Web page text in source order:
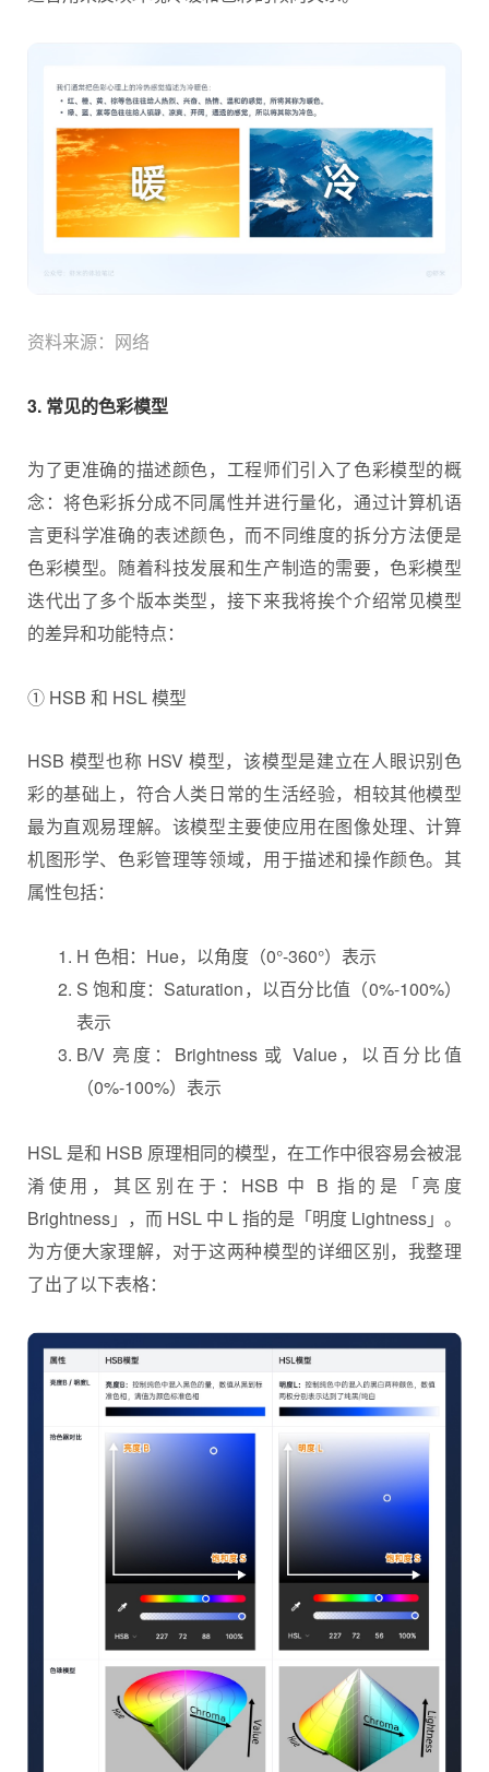
资料来源：网络
3. 常见的色彩模型
为了更准确的描述颜色，工程师们引入了色彩模型的概
念：将色彩拆分成不同属性并进行量化，通过计算机语
言更科学准确的表述颜色，而不同维度的拆分方法便是
色彩模型。随着科技发展和生产制造的需要，色彩模型
迭代出了多个版本类型，接下来我将挨个介绍常见模型
的差异和功能特点：
① HSB 和 HSL 模型
HSB 模型也称 HSV 模型，该模型是建立在人眼识别色
彩的基础上，符合人类日常的生活经验，相较其他模型
最为直观易理解。该模型主要使应用在图像处理、计算
机图形学、色彩管理等领域，用于描述和操作颜色。其
属性包括：
H 色相：Hue，以角度（0°-360°）表示
S 饱和度：Saturation，以百分比值（0%-100%）
表示
B/V 亮度：Brightness 或 Value，以百分比值
（0%-100%）表示
HSL 是和 HSB 原理相同的模型，在工作中很容易会被混
淆使用，其区别在于：HSB 中 B 指的是「亮度
Brightness」，而 HSL 中 L 指的是「明度 Lightness」。
为方便大家理解，对于这两种模型的详细区别，我整理
了出了以下表格：